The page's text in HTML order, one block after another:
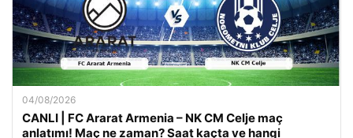
04/08/2026
CANLI | FC Ararat Armenia – NK CM Celje maç
anlatımı! Maç ne zaman? Saat kaçta ve hangi